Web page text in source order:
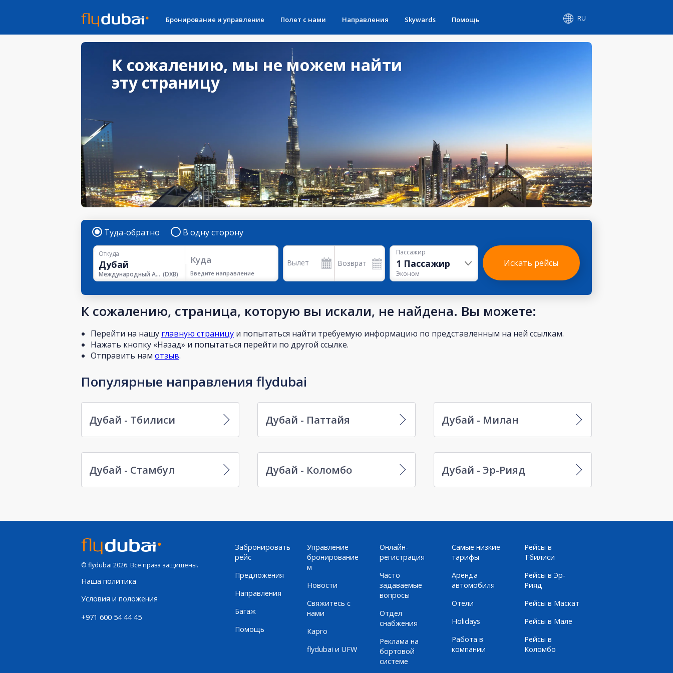
Бронирование и управление Полет с нами Направления Skywards Помощь RU
К сожалению, мы не можем найти
эту страницу
Туда-обратно В одну сторону
Откуда
Международный Аэропорт Дубая (DXB)
Куда
Введите направление
Вылет Возврат
Пассажир
1 Пассажир
Эконом
Искать рейсы
К сожалению, страница, которую вы искали, не найдена. Вы можете:
Перейти на нашу главную страницу и попытаться найти требуемую информацию по представленным на ней ссылкам.
Нажать кнопку «Назад» и попытаться перейти по другой ссылке.
Отправить нам отзыв.
Популярные направления flydubai
Дубай - Тбилиси Дубай - Паттайя Дубай - Милан
Дубай - Стамбул Дубай - Коломбо Дубай - Эр-Рияд
© flydubai 2026. Все права защищены.
Наша политика
Условия и положения
+971 600 54 44 45
Забронировать
рейс
Предложения
Направления
Багаж
Помощь
Управление
бронирование
м
Новости
Свяжитесь с
нами
Карго
flydubai и UFW
Онлайн-
регистрация
Часто
задаваемые
вопросы
Отдел
снабжения
Реклама на
бортовой
системе
Самые низкие
тарифы
Аренда
автомобиля
Отели
Holidays
Работа в
компании
Рейсы в
Тбилиси
Рейсы в Эр-
Рияд
Рейсы в Маскат
Рейсы в Мале
Рейсы в
Коломбо